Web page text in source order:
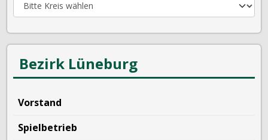
Bezirk Lüneburg
Vorstand
Spielbetrieb